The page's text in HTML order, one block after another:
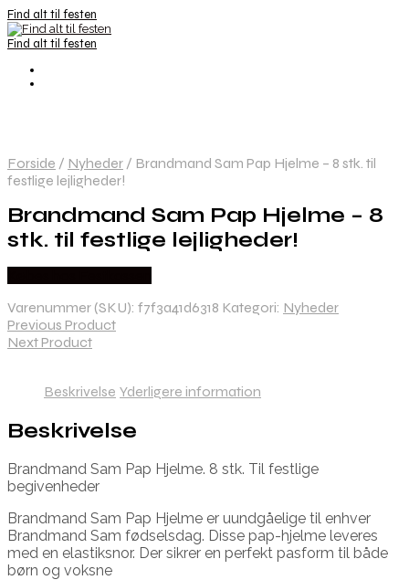
Find alt til festen
Find alt til festen
Forside / Nyheder / Brandmand Sam Pap Hjelme – 8 stk. til
festlige lejligheder!
Brandmand Sam Pap Hjelme – 8
stk. til festlige lejligheder!
Varenummer (SKU): f7f3a41d6318 Kategori: Nyheder
Previous Product
Next Product
Beskrivelse Yderligere information
Beskrivelse
Brandmand Sam Pap Hjelme. 8 stk. Til festlige
begivenheder
Brandmand Sam Pap Hjelme er uundgåelige til enhver
Brandmand Sam fødselsdag. Disse pap-hjelme leveres
med en elastiksnor. Der sikrer en perfekt pasform til både
børn og voksne